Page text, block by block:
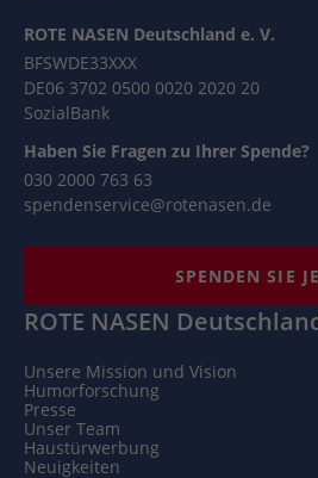
ROTE NASEN Deutschland e. V.
BFSWDE33XXX
DE06 3702 0500 0020 2020 20
SozialBank
Haben Sie Fragen zu Ihrer Spende?
030 2000 763 63
spendenservice@rotenasen.de
SPENDEN SIE
ROTE NASEN
Unsere Mission und Vision
Humorforschung
Presse
Unser Team
Haustürwerbung
Neuigkeiten